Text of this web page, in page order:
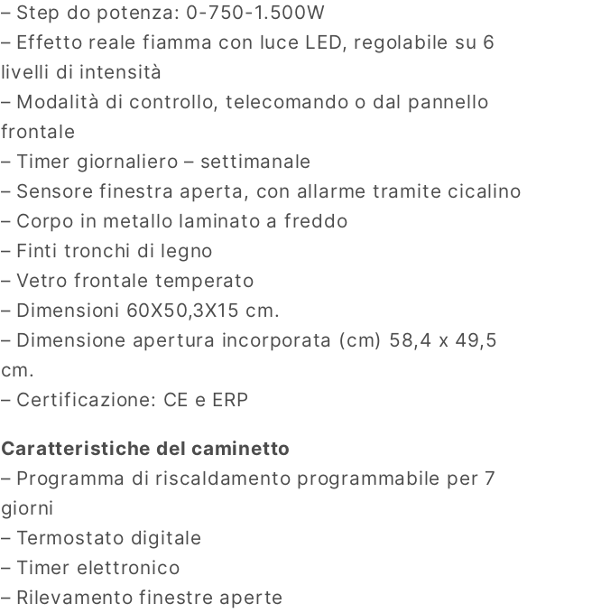
– Step do potenza: 0-750-1.500W
– Effetto reale fiamma con luce LED, regolabile su 6
livelli di intensità
– Modalità di controllo, telecomando o dal pannello
frontale
– Timer giornaliero – settimanale
– Sensore finestra aperta, con allarme tramite cicalino
– Corpo in metallo laminato a freddo
– Finti tronchi di legno
– Vetro frontale temperato
– Dimensioni 60X50,3X15 cm.
– Dimensione apertura incorporata (cm) 58,4 x 49,5
cm.
– Certificazione: CE e ERP
Caratteristiche del caminetto
– Programma di riscaldamento programmabile per 7
giorni
– Termostato digitale
– Timer elettronico
– Rilevamento finestre aperte